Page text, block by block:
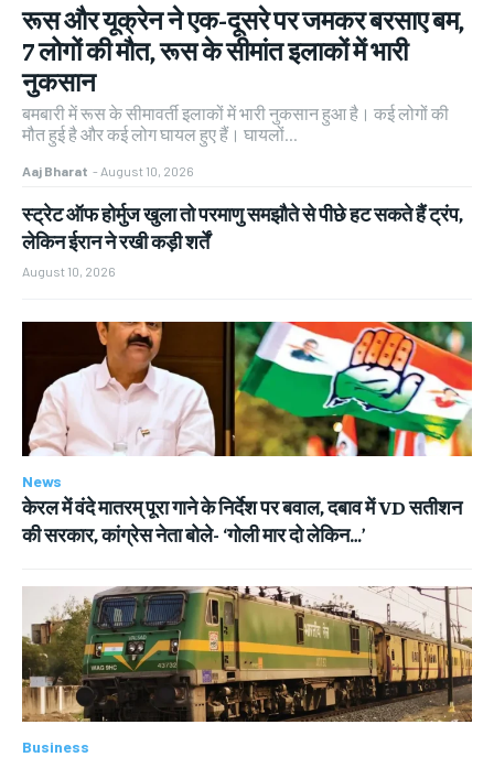
रूस और यूक्रेन ने एक-दूसरे पर जमकर बरसाए बम,
7 लोगों की मौत, रूस के सीमांत इलाकों में भारी
नुकसान
बमबारी में रूस के सीमावर्ती इलाकों में भारी नुकसान हुआ है। कई लोगों की
मौत हुई है और कई लोग घायल हुए हैं। घायलों...
Aaj Bharat - August 10, 2026
स्ट्रेट ऑफ होर्मुज खुला तो परमाणु समझौते से पीछे हट सकते हैं ट्रंप,
लेकिन ईरान ने रखी कड़ी शर्तें
August 10, 2026
News
केरल में वंदे मातरम् पूरा गाने के निर्देश पर बवाल, दबाव में VD सतीशन
की सरकार, कांग्रेस नेता बोले- ‘गोली मार दो लेकिन…’
Business